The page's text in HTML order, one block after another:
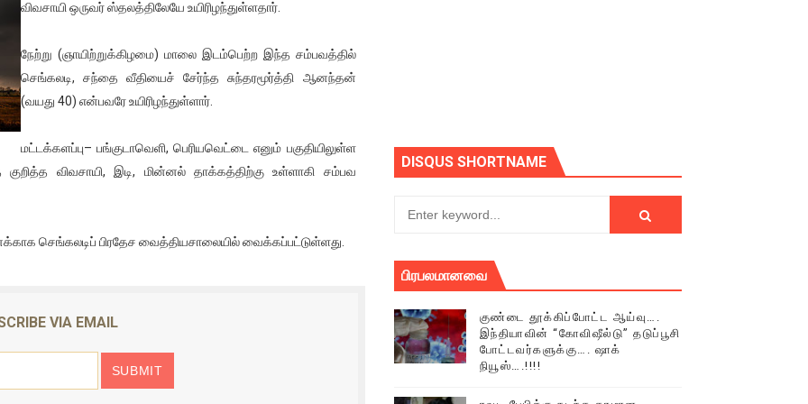
கண்டனப் போராட்டத்திற்கு கலந்துகொள்ளுமாறு அன்புரிமையோடு அழைக்கின்றோம்.
மாணவர்கள் தொடர்பில் நாடாளுமன்றத்தில் பகிரங்க கேள்வி
இலங்கைத் தமிழ் குடும்பம்!! நடந்தது என்ன
இலங்கை பாடலாசிரியர் வெளியிட்ட...
- கொதித்தெழுந்த பிரதேசவாசிகள்!
கேணல் சங்கர் ஆகியோரின் நினைவெழுச்சி நாள் - 26.09.2021 சுவிஸ் (செய்தியும்,படங்களும்..)
விவசாயி ஒருவர் ஸ்தலத்திலேயே உயிரிழந்துள்ளதார்.
நேற்று (ஞாயிற்றுக்கிழமை) மாலை இடம்பெற்ற இந்த சம்பவத்தில்
செங்கலடி, சந்தை வீதியைச் சேர்ந்த சுந்தரமூர்த்தி ஆனந்தன்
(வயது 40) என்பவரே உயிரிழந்துள்ளார்.
மட்டக்களப்பு– பங்குடாவெளி, பெரியவெட்டை எனும் பகுதியிலுள்ள
விவசாயி, இடி, மின்னல் தாக்கத்திற்கு உள்ளாகி சம்பவ
செங்கலடிப் பிரதேச வைத்தியசாலையில் வைக்கப்பட்டுள்ளது.
VIA EMAIL
DISQUS SHORTNAME
பிரபலமானவை
குண்டை தூக்கிப்போட்ட ஆய்வு….
இந்தியாவின் “கோவிஷீல்டு” தடுப்பூசி
போட்டவர்களுக்கு…. ஷாக்
நியூஸ்….!!!!